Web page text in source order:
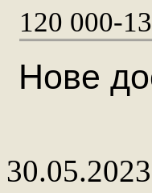
120 000-
Нове
30.05.2023